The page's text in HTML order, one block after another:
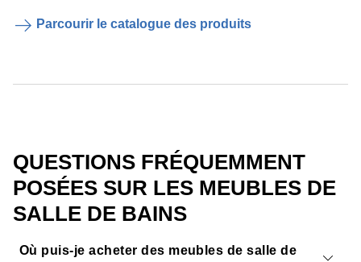
Parcourir le catalogue des produits
QUESTIONS FRÉQUEMMENT
POSÉES SUR LES MEUBLES DE
SALLE DE BAINS
Où puis-je acheter des meubles de salle de